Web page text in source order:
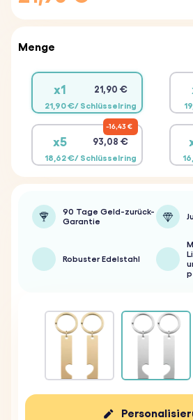
Menge
x1 21,90 €
21,90 €/ Schlüsselring
x5 93,08 €
18,62 €/ Schlüsselring
16,43 €
90 Tage Geld-zurück-
Garantie
Robuster Edelstahl